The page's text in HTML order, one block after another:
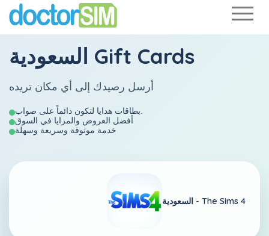
السعودية Gift Cards
أرسل رصيدك إلى أي مكان تريده
أفضل العروض والمزايا في السوق
خدمة موثوقة وسريعة وسهلة
السعودية - The Sims 4